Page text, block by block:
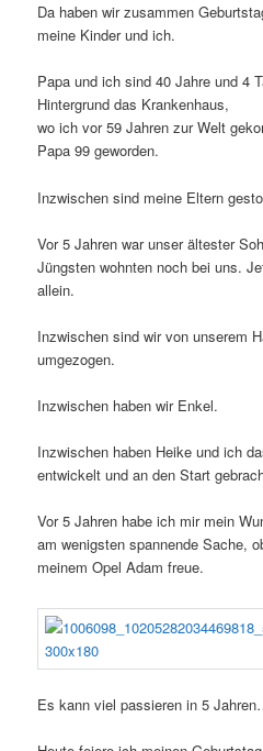
Da haben wir zusammen
meine Kinder und ich.
Papa und ich sind 40 Jahre und 4
Hintergrund das Krankenhaus,
wo ich vor 59 Jahren zur Welt
Papa 99 geworden.
Inzwischen sind meine Eltern
Vor 5 Jahren war unser ältester
Jüngsten wohnten noch bei uns.
allein.
Inzwischen sind wir von unserem
umgezogen.
Inzwischen haben wir Enkel.
Inzwischen haben Heike und ich
entwickelt und an den Start
Vor 5 Jahren habe ich mir mein
am wenigsten spannende Sache,
meinem Opel Adam freue.
Es kann viel passieren in 5